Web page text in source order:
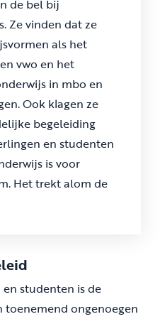
de bel bij
Ze vinden dat ze
als het
vwo en het
in mbo en
Ook klagen ze
begeleiding
en studenten
is voor
Het trekt alom de
studenten is de
toenemend ongenoegen